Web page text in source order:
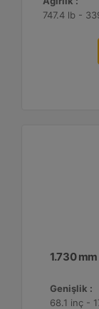
747.4 lb -
1.730
Genişlik :
68.1 inç -